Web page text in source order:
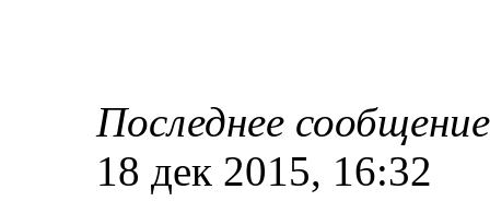
Последнее сообщение
18 дек 2015, 16:32